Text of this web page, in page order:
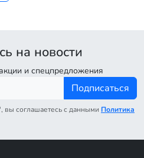
на новости
и спецпредложения
Подписаться
вы соглашаетесь с данными Политика